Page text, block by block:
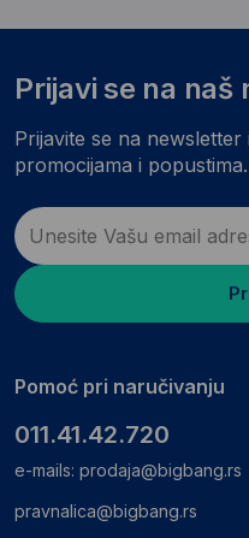
Prijavi se na
Prijavite se na
promocijama i popustima.
Pomoć pri naručivanju
011.41.42.720
e-mails: prodaja@bigbang.rs
pravnalica@bigbang.rs